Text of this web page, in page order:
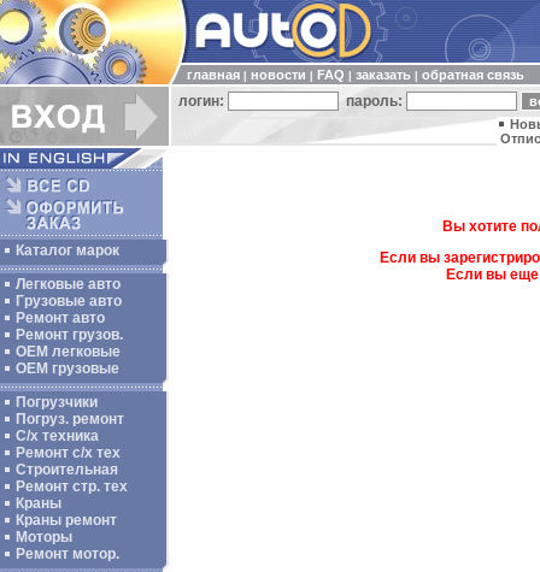
главная новости FAQ заказать обратная связь
логин: пароль:
Каталог марок
Легковые авто
Грузовые авто
Ремонт авто
Ремонт грузов.
ОЕМ легковые
OEM грузовые
Погрузчики
Погруз. ремонт
С/х техника
Ремонт с/х тех
Строительная
Ремонт стр. тех
Краны
Краны ремонт
Моторы
Ремонт мотор.
Вы хотите
Если вы
Если вы еще